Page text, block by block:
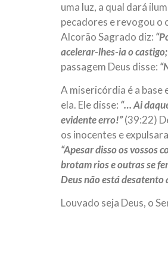
uma luz, a qual dará
pecadores e revogou o
Alcorão Sagrado diz:
acelerar-lhes-ia o
passagem Deus disse:
A misericórdia é a base
ela. Ele disse: “… Ai
evidente erro!”(39:22)
os inocentes e
“Apesar disso os vossos
brotam rios e outras se
Deus não está desatento
Louvado seja Deus, o